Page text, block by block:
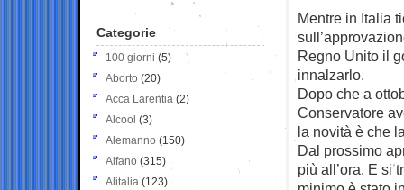
Mentre in Italia
Regno Unito il
innalzarlo.
Dopo che a
Conservatore
la novità è che
Dal prossimo
più all’ora. E si
Categorie
100 giorni (5)
Aborto (20)
Acca Larentia (2)
Alcool (3)
Alemanno (150)
Alfano (315)
Alitalia (123)